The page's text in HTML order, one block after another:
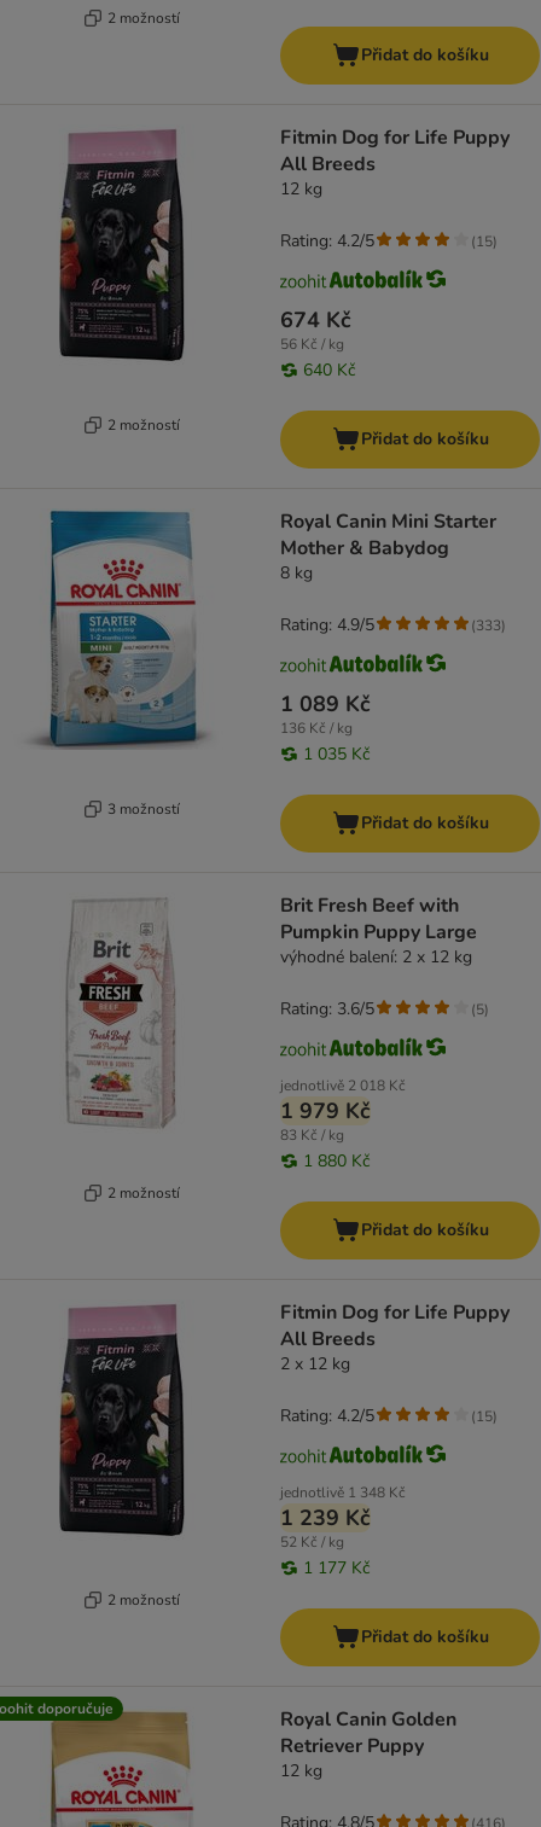
2 možností
Přidat do košíku
2 možností
Fitmin Dog for Life Puppy
All Breeds
12 kg
674 Kč
56 Kč / kg
640 Kč
Rating: 4.2/5 (15)
Přidat do košíku
3 možností
Royal Canin Mini Starter
Mother & Babydog
8 kg
1 089 Kč
136 Kč / kg
1 035 Kč
Rating: 4.9/5 (333)
Přidat do košíku
2 možností
Brit Fresh Beef with
Pumpkin Puppy Large
výhodné balení: 2 x 12 kg
jednotlivě 2 018 Kč
1 979 Kč
83 Kč / kg
1 880 Kč
Rating: 3.6/5 (5)
Přidat do košíku
2 možností
Fitmin Dog for Life Puppy
All Breeds
2 x 12 kg
jednotlivě 1 348 Kč
1 239 Kč
52 Kč / kg
1 177 Kč
Rating: 4.2/5 (15)
Přidat do košíku
doporučuje
Royal Canin Golden
Retriever Puppy
12 kg
(416)